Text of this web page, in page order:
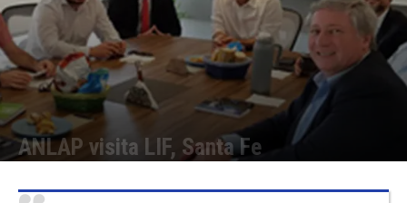
ANLAP visita LIF, Santa Fe